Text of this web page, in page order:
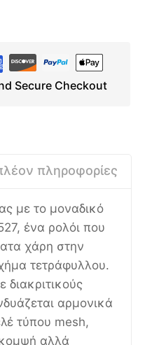
Secure Checkout
πληροφορίες
με το μοναδικό
ένα ρολόι που
χάρη στην
τετράφυλλου.
αρμονικά
τύπου mesh,
αλλά